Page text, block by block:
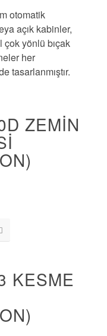
otomatik
açık kabinler,
çok yönlü bıçak
her
tasarlanmıştır.
ZEMİN
KESME